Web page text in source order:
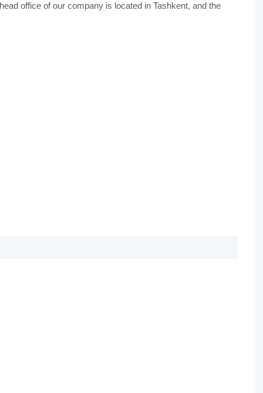
office of our company is located in Tashkent, and the
the quality of the goods twice - first inside the farm, and
part.